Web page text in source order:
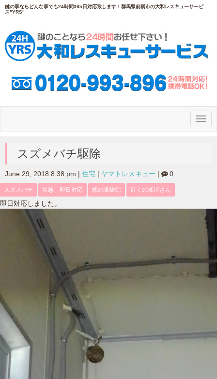
鍵の事ならどんな事でも24時間365日対応致します！群馬県前橋市の大和レスキューサービ
ス"YRS"
N
a
スズメバチ駆除
June 29, 2018 8:38 pm 住宅 ヤマトレスキュー 0
スズメバチ 緊急、即日対応 蜂の巣駆除 近くの蜂屋さん
即日対応しました。